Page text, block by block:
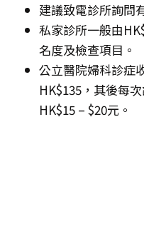
建議致電診所詢問
私家診所一般由
名度及檢查項目。
公立醫院婦科診症
HK$135，其後每
HK$15 – $20元。